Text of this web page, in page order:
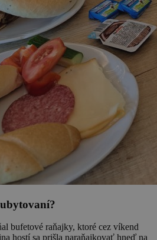
bufetové raňajky, ktoré cez víkend
hostí sa prišla naraňajkovať hneď na